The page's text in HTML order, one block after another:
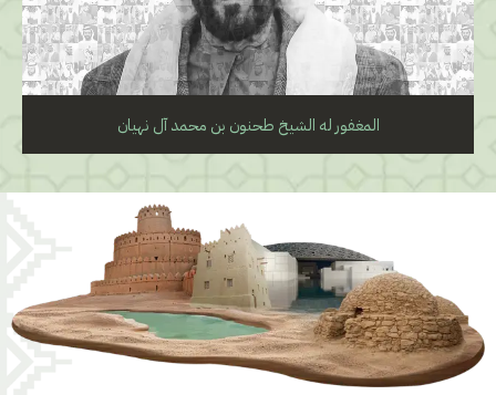
المغفور له الشيخ طحنون بن محمد آل نهيان